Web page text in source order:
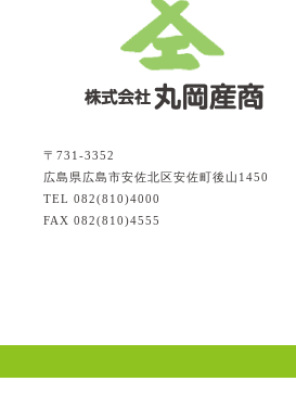
〒731-3352
広島県広島市安佐北区安佐町後山1450
TEL 082(810)4000
FAX 082(810)4555